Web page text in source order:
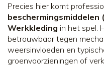
Precies hier komt
beschermingsmiddelen
Werkkleding in het spel.
betrouwbaar tegen
weersinvloeden en
groenvoorzieningen of